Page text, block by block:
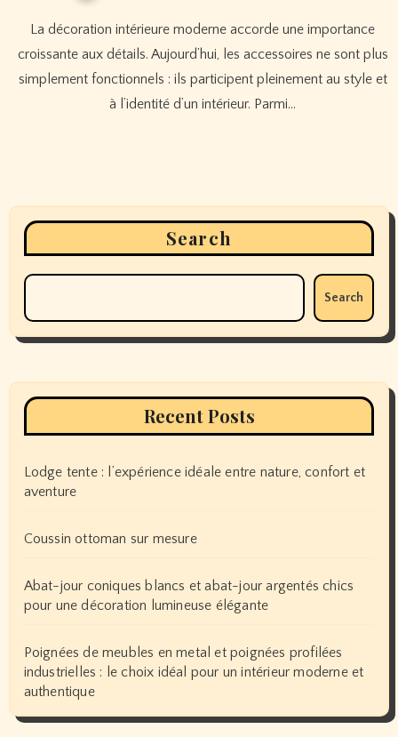
La décoration intérieure moderne accorde une importance
croissante aux détails. Aujourd’hui, les accessoires ne sont plus
simplement fonctionnels : ils participent pleinement au style et
à l’identité d’un intérieur. Parmi…
Search
Search
Recent Posts
Lodge tente : l’expérience idéale entre nature, confort et
aventure
Coussin ottoman sur mesure
Abat-jour coniques blancs et abat-jour argentés chics
pour une décoration lumineuse élégante
Poignées de meubles en metal et poignées profilées
industrielles : le choix idéal pour un intérieur moderne et
authentique